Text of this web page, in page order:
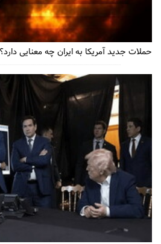
حملات جدید آمریکا به ایران چه معنایی دارد؟